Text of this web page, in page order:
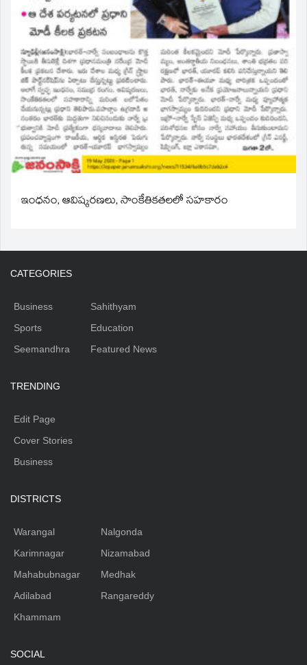
ఇంధనం, ఆవిష్కరణలు, సాంకేతికతలలో సహకారం
CATEGORIES
Business
Sports
Seemandhra
Sahithyam
Education
Featured News
TRENDING
Edit Page
Cover Stories
Business
DISTRICTS
Warangal
Karimnagar
Mahabubnagar
Adilabad
Khammam
Nalgonda
Nizamabad
Medhak
Rangareddy
SOCIAL